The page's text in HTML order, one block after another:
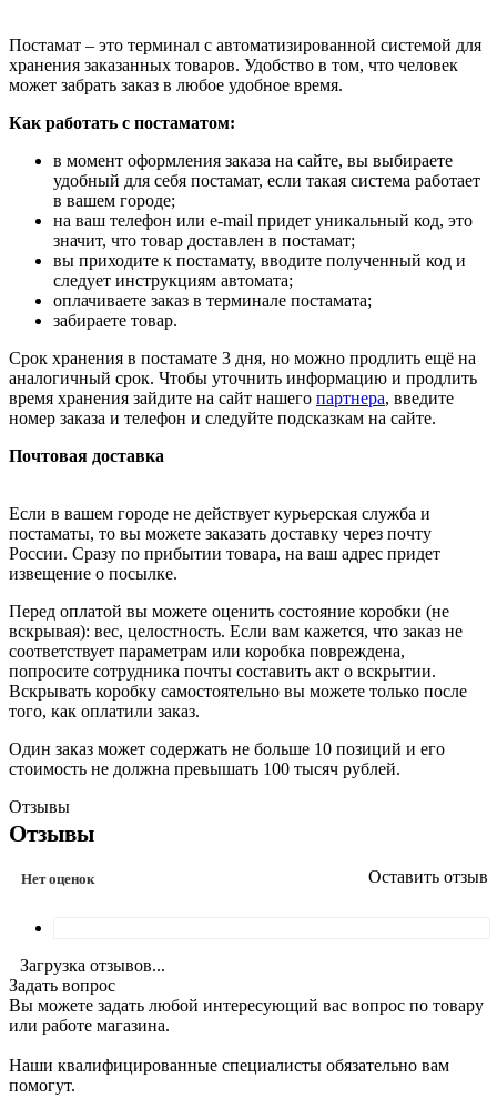
Постамат – это терминал с автоматизированной системой для
хранения заказанных товаров. Удобство в том, что человек
может забрать заказ в любое удобное время.
Как работать с постаматом:
в момент оформления заказа на сайте, вы выбираете
удобный для себя постамат, если такая система работает
в вашем городе;
на ваш телефон или e-mail придет уникальный код, это
значит, что товар доставлен в постамат;
вы приходите к постамату, вводите полученный код и
следует инструкциям автомата;
оплачиваете заказ в терминале постамата;
забираете товар.
Срок хранения в постамате 3 дня, но можно продлить ещё на
аналогичный срок. Чтобы уточнить информацию и продлить
время хранения зайдите на сайт нашего партнера, введите
номер заказа и телефон и следуйте подсказкам на сайте.
Почтовая доставка
Если в вашем городе не действует курьерская служба и
постаматы, то вы можете заказать доставку через почту
России. Сразу по прибытии товара, на ваш адрес придет
извещение о посылке.
Перед оплатой вы можете оценить состояние коробки (не
вскрывая): вес, целостность. Если вам кажется, что заказ не
соответствует параметрам или коробка повреждена,
попросите сотрудника почты составить акт о вскрытии.
Вскрывать коробку самостоятельно вы можете только после
того, как оплатили заказ.
Один заказ может содержать не больше 10 позиций и его
стоимость не должна превышать 100 тысяч рублей.
Отзывы
Отзывы
Нет оценок Оставить отзыв
Загрузка отзывов...
Задать вопрос
Вы можете задать любой интересующий вас вопрос по товару
или работе магазина.
Наши квалифицированные специалисты обязательно вам
помогут.